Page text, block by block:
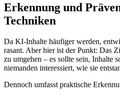
Erkennung und
Techniken
Da KI-Inhalte häufiger werden,
rasant. Aber hier ist der Punkt: Das
zu umgehen – es sollte sein, Inhalte
niemanden interessiert, wie sie
Dennoch umfasst praktische